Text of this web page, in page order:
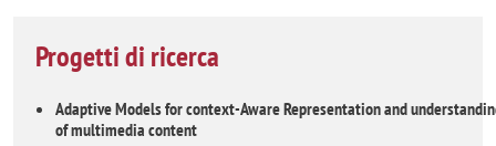
Progetti di ricerca
Adaptive Models for context-Aware Representation and
of multimedia content